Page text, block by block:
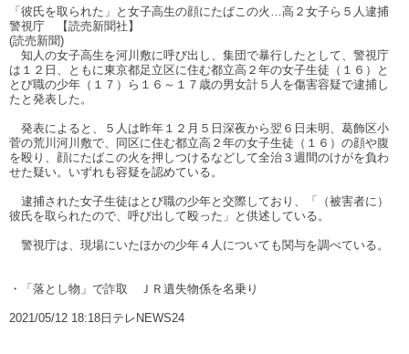
「彼氏を取られた」と女子高生の顔にたばこの火…高２女子ら５人逮捕
警視庁 【読売新聞社】
(読売新聞)
知人の女子高生を河川敷に呼び出し、集団で暴行したとして、警視庁
は１２日、ともに東京都足立区に住む都立高２年の女子生徒（１６）と
とび職の少年（１７）ら１６～１７歳の男女計５人を傷害容疑で逮捕し
たと発表した。
発表によると、５人は昨年１２月５日深夜から翌６日未明、葛飾区小
菅の荒川河川敷で、同区に住む都立高２年の女子生徒（１６）の顔や腹
を殴り、顔にたばこの火を押しつけるなどして全治３週間のけがを負わ
せた疑い。いずれも容疑を認めている。
逮捕された女子生徒はとび職の少年と交際しており、「（被害者に）
彼氏を取られたので、呼び出して殴った」と供述している。
警視庁は、現場にいたほかの少年４人についても関与を調べている。
・「落とし物」で詐取 ＪＲ遺失物係を名乗り
2021/05/12 18:18日テレNEWS24